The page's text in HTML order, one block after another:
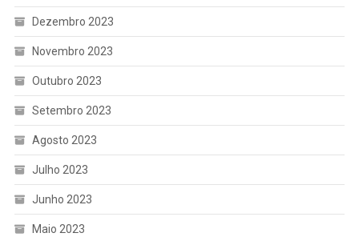
Dezembro 2023
Novembro 2023
Outubro 2023
Setembro 2023
Agosto 2023
Julho 2023
Junho 2023
Maio 2023